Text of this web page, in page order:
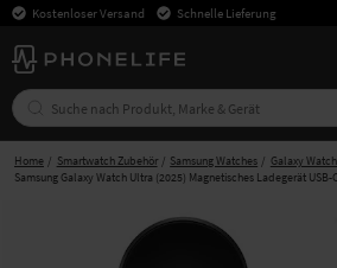
Kostenloser Versand Schnelle Lieferung
Home Smartwatch Zubehör Samsung Watches
Galaxy
Samsung Galaxy Watch Ultra (2025) Magnetisches Ladegerät USB-